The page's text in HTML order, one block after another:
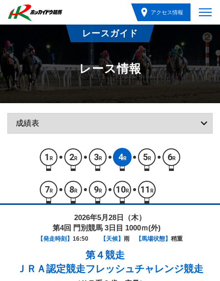
アクセス情報
レースガイド
レース情報
1 R 2R 3R 4R 5R 6R
7 R 8R 9R 10R 11 R
2026年5月28日（木）
第4回 門別競馬 3日目 1000ｍ(外)
【発走時刻】 16:50 【天候】 雨 【馬場状態】 稍重
第４競走
ＪＲＡ認定競走フレッシュチャレンジ競走